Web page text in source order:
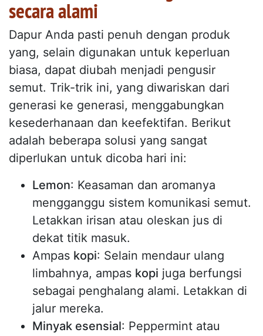
secara alami
Dapur Anda pasti penuh dengan produk
yang, selain digunakan untuk keperluan
biasa, dapat diubah menjadi pengusir
semut. Trik-trik ini, yang diwariskan dari
generasi ke generasi, menggabungkan
kesederhanaan dan keefektifan. Berikut
adalah beberapa solusi yang sangat
diperlukan untuk dicoba hari ini:
Lemon: Keasaman dan aromanya
mengganggu sistem komunikasi semut.
Letakkan irisan atau oleskan jus di
dekat titik masuk.
Ampas kopi: Selain mendaur ulang
limbahnya, ampas kopi juga berfungsi
sebagai penghalang alami. Letakkan di
jalur mereka.
Minyak esensial: Peppermint atau